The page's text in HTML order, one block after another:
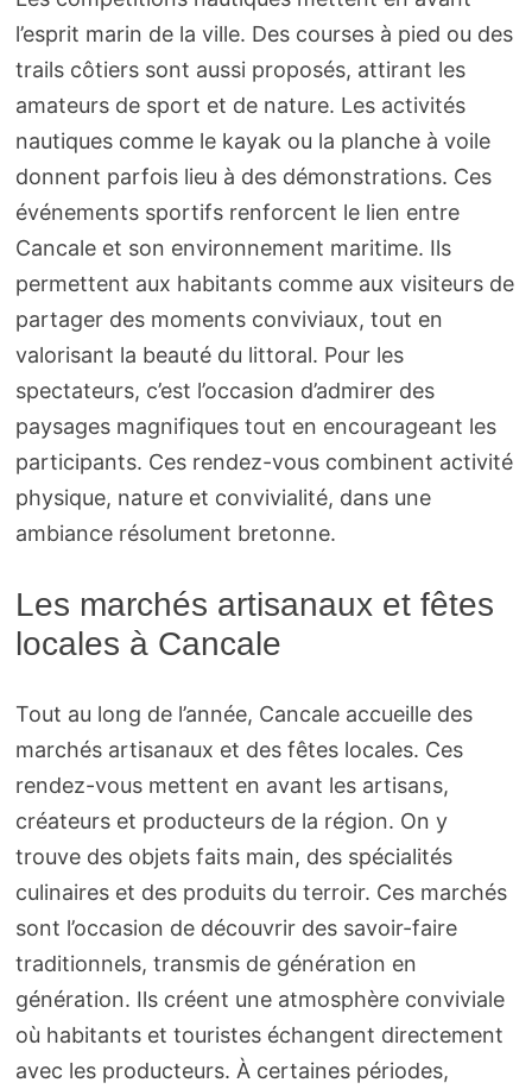
l’esprit marin de la ville. Des courses à pied ou des
trails côtiers sont aussi proposés, attirant les
amateurs de sport et de nature. Les activités
nautiques comme le kayak ou la planche à voile
donnent parfois lieu à des démonstrations. Ces
événements sportifs renforcent le lien entre
Cancale et son environnement maritime. Ils
permettent aux habitants comme aux visiteurs de
partager des moments conviviaux, tout en
valorisant la beauté du littoral. Pour les
spectateurs, c’est l’occasion d’admirer des
paysages magnifiques tout en encourageant les
participants. Ces rendez-vous combinent activité
physique, nature et convivialité, dans une
ambiance résolument bretonne.
Les marchés artisanaux et fêtes
locales à Cancale
Tout au long de l’année, Cancale accueille des
marchés artisanaux et des fêtes locales. Ces
rendez-vous mettent en avant les artisans,
créateurs et producteurs de la région. On y
trouve des objets faits main, des spécialités
culinaires et des produits du terroir. Ces marchés
sont l’occasion de découvrir des savoir-faire
traditionnels, transmis de génération en
génération. Ils créent une atmosphère conviviale
où habitants et touristes échangent directement
avec les producteurs. À certaines périodes,